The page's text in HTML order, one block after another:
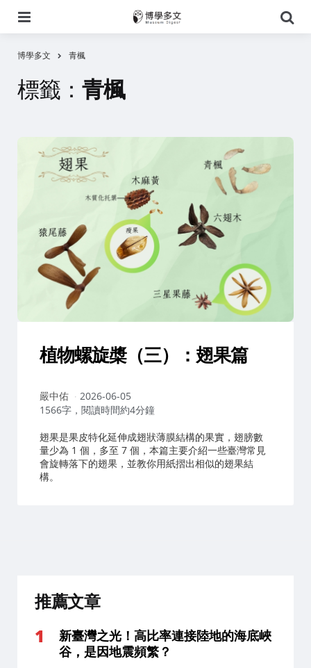
尋
博學多文 青楓
標籤： 青楓
植物螺旋槳（三）：翅果篇
作
者：
嚴中佑
2026-06-05
1566字，閱讀時間約4分鐘
翅果是果皮特化延伸成翅狀薄膜結構的果實，翅膀數
量少為 1 個，多至 7 個，本篇主要介紹一些臺灣常見
會旋轉落下的翅果，並教你用紙摺出相似的翅果結
構。
推薦文章
新臺灣之光！高比率連接陸地的海底峽
谷，是因地震頻繁？